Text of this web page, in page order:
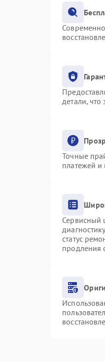
детали,
Точные
платежей и
Сервисный
статус
продления